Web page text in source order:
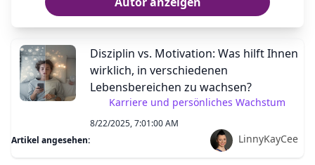
Disziplin vs. Motivation: Was hilft Ihnen
wirklich, in verschiedenen
Lebensbereichen zu wachsen?
Karriere und persönliches Wachstum
8/22/2025, 7:01:00 AM
Artikel angesehen:
LinnyKayCee